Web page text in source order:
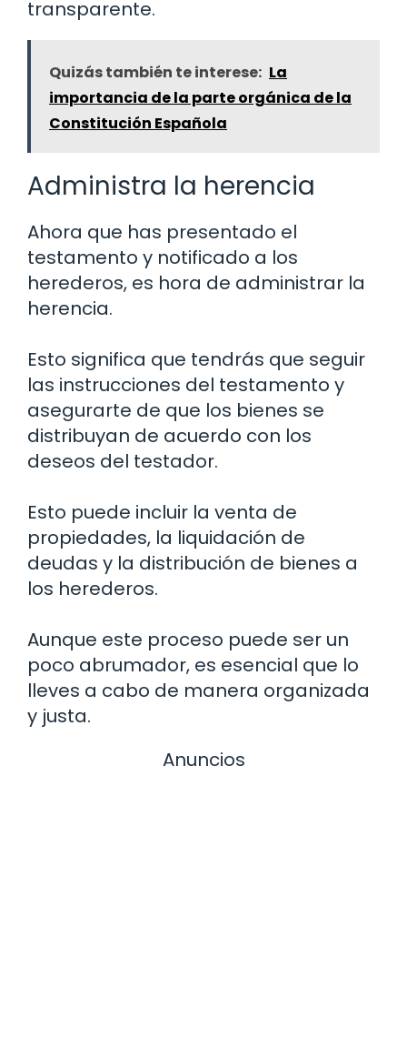
transparente.
Quizás también te interese: La
importancia de la parte orgánica de la
Constitución Española
Administra la herencia
Ahora que has presentado el
testamento y notificado a los
herederos, es hora de administrar la
herencia.
Esto significa que tendrás que seguir
las instrucciones del testamento y
asegurarte de que los bienes se
distribuyan de acuerdo con los
deseos del testador.
Esto puede incluir la venta de
propiedades, la liquidación de
deudas y la distribución de bienes a
los herederos.
Aunque este proceso puede ser un
poco abrumador, es esencial que lo
lleves a cabo de manera organizada
y justa.
Anuncios